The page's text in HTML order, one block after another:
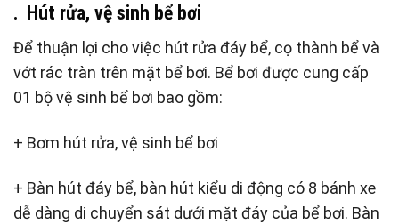
. Hút rửa, vệ sinh bể bơi
Để thuận lợi cho việc hút rửa đáy bể, cọ thành bể và
vớt rác tràn trên mặt bể bơi. Bể bơi được cung cấp
01 bộ vệ sinh bể bơi bao gồm:
+ Bơm hút rửa, vệ sinh bể bơi
+ Bàn hút đáy bể, bàn hút kiểu di động có 8 bánh xe
dễ dàng di chuyển sát dưới mặt đáy của bể bơi. Bàn